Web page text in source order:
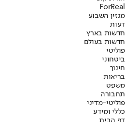
ForReal
מגזין השבוע
דעות
חדשות בארץ
חדשות בעולם
פוליטי
ביטחוני
חינוך
בריאות
משפט
תחבורה
פוליטי-מדיני
כללי ומידע